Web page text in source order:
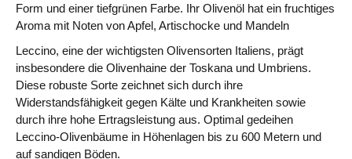
Form und einer tiefgrünen Farbe. Ihr Olivenöl hat ein fruchtiges
Aroma mit Noten von Apfel, Artischocke und Mandeln
Leccino, eine der wichtigsten Olivensorten Italiens, prägt
insbesondere die Olivenhaine der Toskana und Umbriens.
Diese robuste Sorte zeichnet sich durch ihre
Widerstandsfähigkeit gegen Kälte und Krankheiten sowie
durch ihre hohe Ertragsleistung aus. Optimal gedeihen
Leccino-Olivenbäume in Höhenlagen bis zu 600 Metern und
auf sandigen Böden.